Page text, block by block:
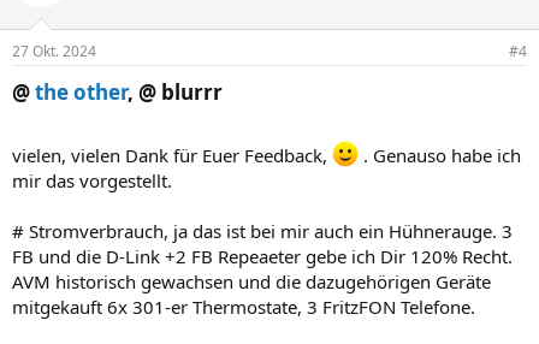
e
:
27 Okt. 2024 #4
@the other, @ blurrr​
vielen, vielen Dank für Euer Feedback,
. Genauso habe ich
mir das vorgestellt.
# Stromverbrauch, ja das ist bei mir auch ein Hühnerauge. 3
FB und die D-Link +2 FB Repeaeter gebe ich Dir 120% Recht.
AVM historisch gewachsen und die dazugehörigen Geräte
mitgekauft 6x 301-er Thermostate, 3 FritzFON Telefone.